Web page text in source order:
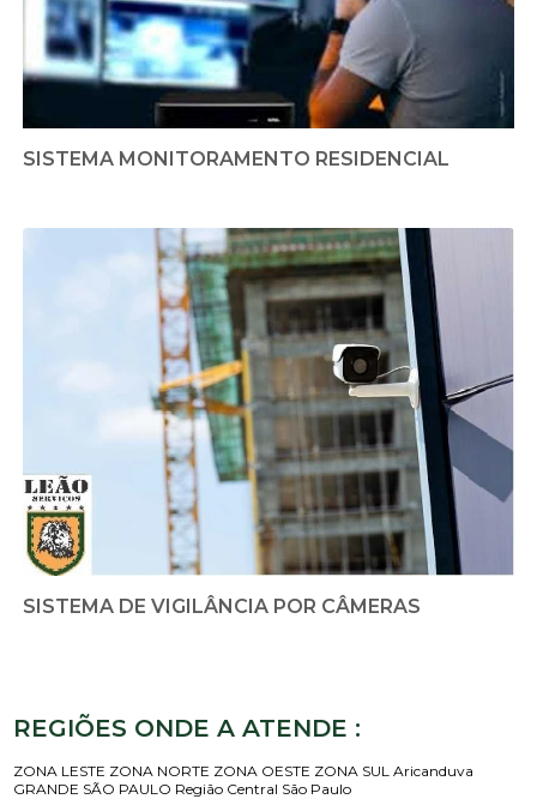
SISTEMA MONITORAMENTO RESIDENCIAL
SISTEMA DE VIGILÂNCIA POR CÂMERAS
REGIÕES ONDE A ATENDE :
ZONA LESTE ZONA NORTE ZONA OESTE ZONA SUL Aricanduva
GRANDE SÃO PAULO Região Central São Paulo